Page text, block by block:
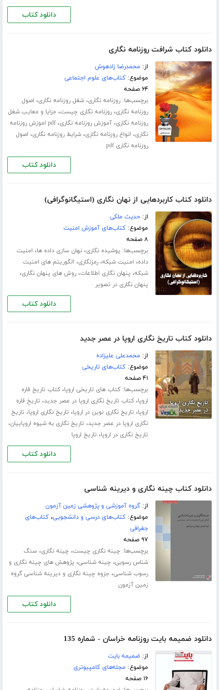
دانلود کتاب
دانلود کتاب شرافت روزنامه نگاری
از: محمدرضا زادهوش
موضوع:کتاب‌های علوم اجتماعی
۶۴ صفحه
برچسب‌ها:روزنامه نگاری،شغل روزنامه نگاری، اصول
روزنامه نگاری،روزنامه نگاری چیست، مزایا و معایب شغل
روزنامه نگاری،آموزش روزنامه نگاری،
pdf اموزش روزنامه
نگاری، انواع روزنامه نگاری،شرایط روزنامه نگاری، اصول
روزنامه نگاری pdf
دانلود کتاب
دانلود کتاب کاربردهایی از نهان نگاری (استیگانوگرافی)
از:حدیث ملکی
موضوع:کتاب‌های آموزش امنیت
۸ صفحه
برچسب‌ها: پوشیده نگاری،نهان سازی داده ها، امنیت
داده، امنیت شبکه،رمزنگاری، الگوریتم های امنیت
شبکه، پنهان نگاری اطلاعات،روش های پنهان نگاری،
پنهان نگاری در تصویر
دانلود کتاب
دانلود کتاب تاریخ نگاری اروپا در عصر جدید
از: محمدعلی علیزاده
موضوع:کتاب‌های تاریخی
۴۱ صفحه
برچسب‌ها:کتاب های تاریخی اروپا،کتاب تاریخ قاره
اروپا،کتاب تاریخ نگاری اروپا در عصر جدید، تاریخ قاره
اروپا، تاریخ نگاری نوین در اروپا، تاریخ نگاری اروپا، تاریخ
نگاری اروپا در عصر جدید، تاریخ نگاری به شیوه اروپاییان،
تاریخ نگاری در اروپا، تاریخ اروپا
دانلود کتاب
دانلود کتاب چینه نگاری و دیرینه شناسی
از:گروه آموزشی و پژوهشی زمین آزمون
موضوع:کتاب‌های درسی و دانشجویی،کتاب‌های
جغرافی
۹۷ صفحه
برچسب‌ها: چینه نگاری چیست، چینه نگاری، سنگ
شناس رسوبی، چینه شناسی، پژوهش های چینه نگاری و
رسوب شناسی، جزوه چینه نگاری و دیرینه شناسی گروه
زمین آزمون
دانلود کتاب
دانلود ضمیمه بایت روزنامه خراسان - شماره 135
از: ضمیمه بایت
موضوع: مجله‌های کامپیوتری
۱۶ صفحه